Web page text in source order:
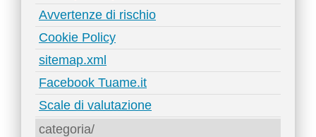
Avvertenze di rischio
Cookie Policy
sitemap.xml
Facebook Tuame.it
Scale di valutazione
categoria/